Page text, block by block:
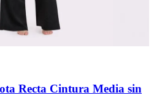
Recta Cintura Media sin